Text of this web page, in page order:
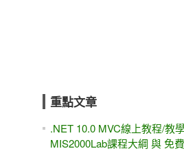
重點文章
.NET 10.0 MVC線上教程/教
MIS2000Lab課程大綱 與 免